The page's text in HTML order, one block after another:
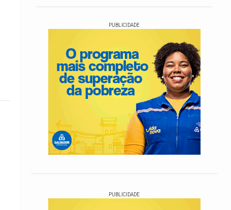
PUBLICIDADE
PUBLICIDADE